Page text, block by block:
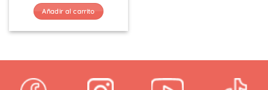
Añadir al carrito